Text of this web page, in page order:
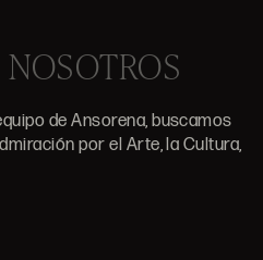
de Ansorena, buscamos
por el Arte, la Cultura,